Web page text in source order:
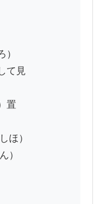
）
て見
置
ほ）
）